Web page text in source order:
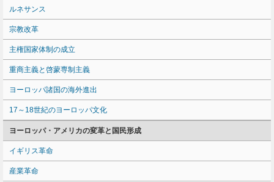
ルネサンス
宗教改革
主権国家体制の成立
重商主義と啓蒙専制主義
ヨーロッパ諸国の海外進出
17～18世紀のヨーロッパ文化
ヨーロッパ・アメリカの変革と国民形成
イギリス革命
産業革命